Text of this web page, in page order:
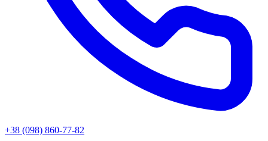
+38 (098) 860-77-82